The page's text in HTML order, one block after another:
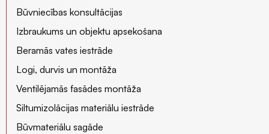
Būvniecības konsultācijas
Izbraukums un objektu apsekošana
Beramās vates iestrāde
Logi, durvis un montāža
Ventilējamās fasādes montāža
Siltumizolācijas materiālu iestrāde
Būvmateriālu sagāde